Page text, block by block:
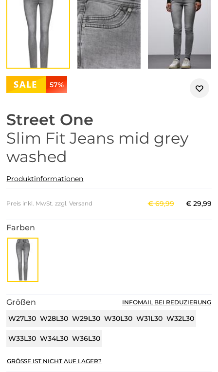
57%
Street One
Slim Fit Jeans mid grey
washed
Produktinformationen
Preis inkl. MwSt. zzgl. Versand €69,99 € 29,99
Farben
Größen
W27L30 W28L30 W29L30 W30L30 W31L30 W32L30
W33L30 W34L30 W36L30
INFOMAIL BEI REDUZIERUNG
GRÖSSE IST NICHT AUF LAGER?